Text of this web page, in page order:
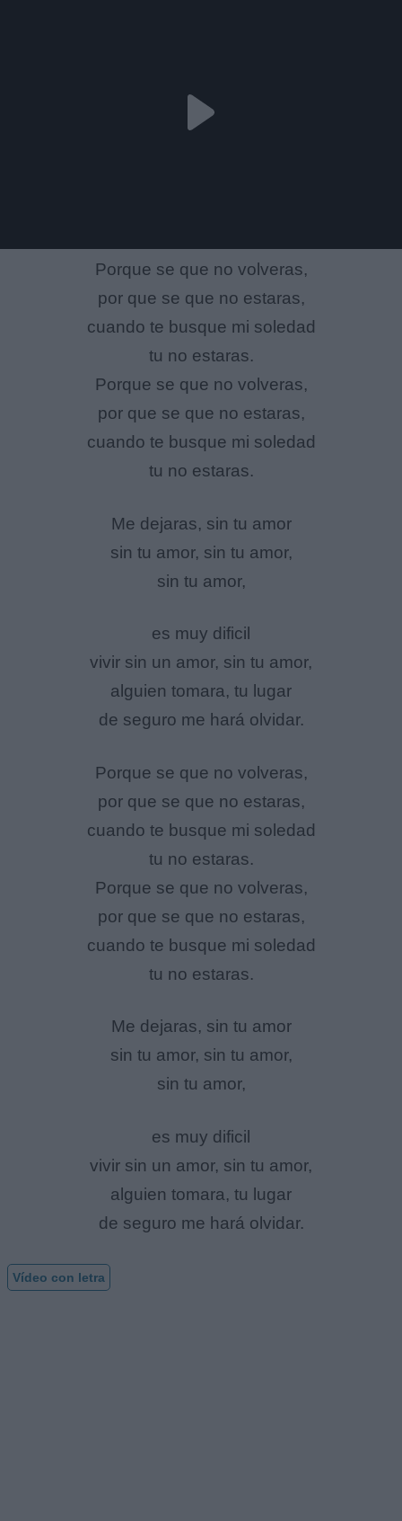
Porque se que no volveras,
por que se que no estaras,
cuando te busque mi soledad
tu no estaras.
Porque se que no volveras,
por que se que no estaras,
cuando te busque mi soledad
tu no estaras.
Me dejaras, sin tu amor
sin tu amor, sin tu amor,
sin tu amor,
es muy dificil
vivir sin un amor, sin tu amor,
alguien tomara, tu lugar
de seguro me hará olvidar.
Porque se que no volveras,
por que se que no estaras,
cuando te busque mi soledad
tu no estaras.
Porque se que no volveras,
por que se que no estaras,
cuando te busque mi soledad
tu no estaras.
Me dejaras, sin tu amor
sin tu amor, sin tu amor,
sin tu amor,
es muy dificil
vivir sin un amor, sin tu amor,
alguien tomara, tu lugar
de seguro me hará olvidar.
Vídeo con letra